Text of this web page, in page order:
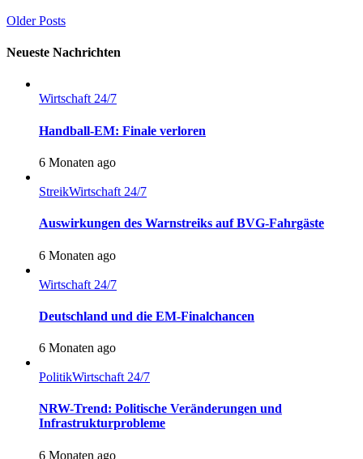
Older Posts
Neueste Nachrichten
Wirtschaft 24/7
Handball-EM: Finale verloren
6 Monaten ago
StreikWirtschaft 24/7
Auswirkungen des Warnstreiks auf BVG-Fahrgäste
6 Monaten ago
Wirtschaft 24/7
Deutschland und die EM-Finalchancen
6 Monaten ago
PolitikWirtschaft 24/7
NRW-Trend: Politische Veränderungen und
Infrastrukturprobleme
6 Monaten ago